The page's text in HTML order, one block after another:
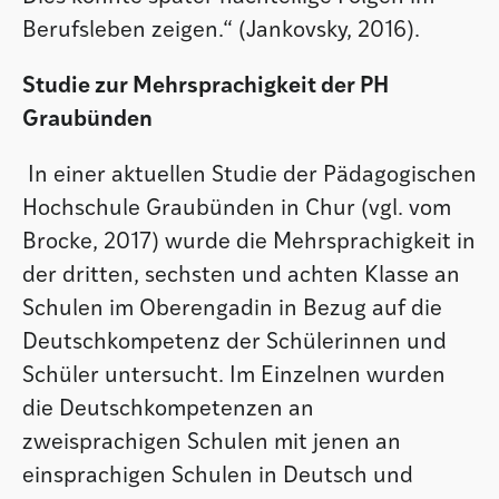
Berufsleben zeigen.“ (Jankovsky, 2016).
Studie zur Mehrsprachigkeit der PH
Graubünden
In einer aktuellen Studie der Pädagogischen
Hochschule Graubünden in Chur (vgl. vom
Brocke, 2017) wurde die Mehrsprachigkeit in
der dritten, sechsten und achten Klasse an
Schulen im Oberengadin in Bezug auf die
Deutschkompetenz der Schülerinnen und
Schüler untersucht. Im Einzelnen wurden
die Deutschkompetenzen an
zweisprachigen Schulen mit jenen an
einsprachigen Schulen in Deutsch und